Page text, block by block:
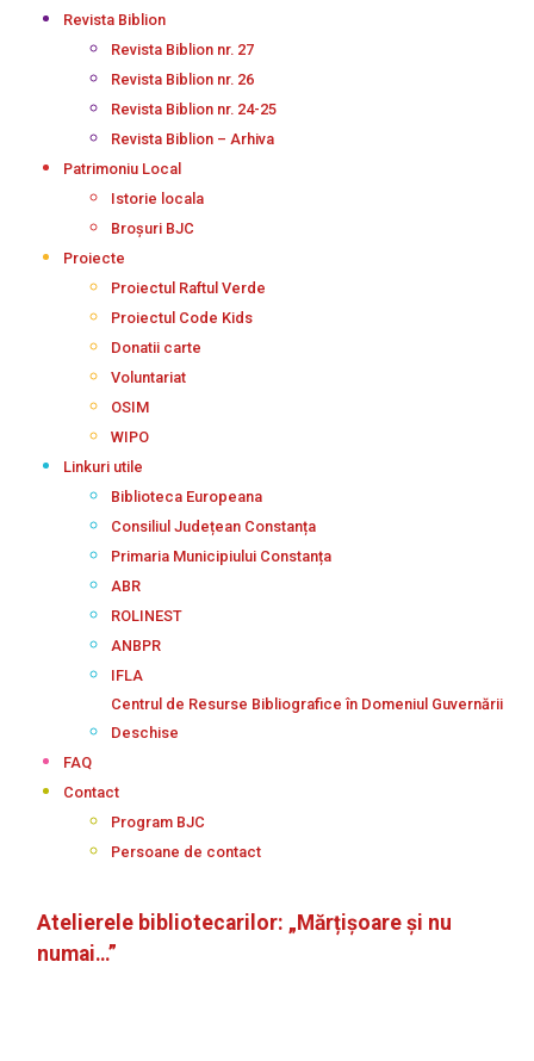
Revista Biblion
Revista Biblion nr. 27
Revista Biblion nr. 26
Revista Biblion nr. 24-25
Revista Biblion – Arhiva
Patrimoniu Local
Istorie locala
Broșuri BJC
Proiecte
Proiectul Raftul Verde
Proiectul Code Kids
Donatii carte
Voluntariat
OSIM
WIPO
Linkuri utile
Biblioteca Europeana
Consiliul Județean Constanța
Primaria Municipiului Constanța
ABR
ROLINEST
ANBPR
IFLA
Centrul de Resurse Bibliografice în Domeniul Guvernării
Deschise
FAQ
Contact
Program BJC
Persoane de contact
Atelierele bibliotecarilor: „Mărțișoare și nu
numai…”